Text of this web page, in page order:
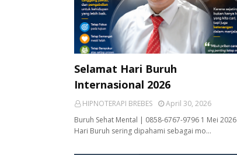
Selamat Hari Buruh
Internasional 2026
HIPNOTERAPI BREBES
April 30, 2026
Buruh Sehat Mental | 0858-6767-9796 1 Mei 2026
Hari Buruh sering dipahami sebagai mo…